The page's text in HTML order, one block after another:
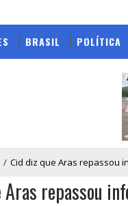
BRASIL POLÍTICA
/ Cid diz que Aras repassou
repassou